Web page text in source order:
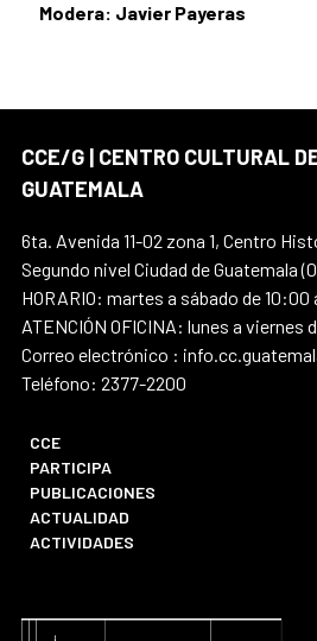
Modera: Javier Payeras
CCE/G | CENTRO CULTURAL
GUATEMALA
6ta. Avenida 11-02 zona 1, Centro
Segundo nivel Ciudad de Guatemala
HORARIO: martes a sábado de 10:00
ATENCIÓN OFICINA: lunes a viernes
Correo electrónico :
Teléfono: 2377-2200
CCE
PARTICIPA
PUBLICACIONES
ACTUALIDAD
ACTIVIDADES